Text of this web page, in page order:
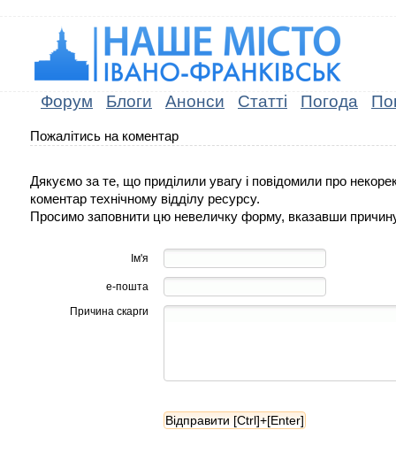
Форум Блоги Анонси Статті Погода
Пожалітись на коментар
Дякуємо за те, що приділили увагу і повідомили про
коментар технічному відділу ресурсу.
Просимо заповнити цю невеличку форму, вказавши
Ім'я
е-пошта
Причина скарги